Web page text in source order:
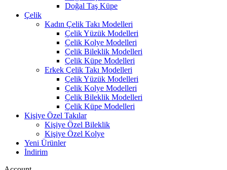
Doğal Taş Küpe
Çelik
Kadın Çelik Takı Modelleri
Çelik Yüzük Modelleri
Çelik Kolye Modelleri
Çelik Bileklik Modelleri
Çelik Küpe Modelleri
Erkek Çelik Takı Modelleri
Çelik Yüzük Modelleri
Çelik Kolye Modelleri
Çelik Bileklik Modelleri
Çelik Küpe Modelleri
Kişiye Özel Takılar
Kişiye Özel Bileklik
Kişiye Özel Kolye
Yeni Ürünler
İndirim